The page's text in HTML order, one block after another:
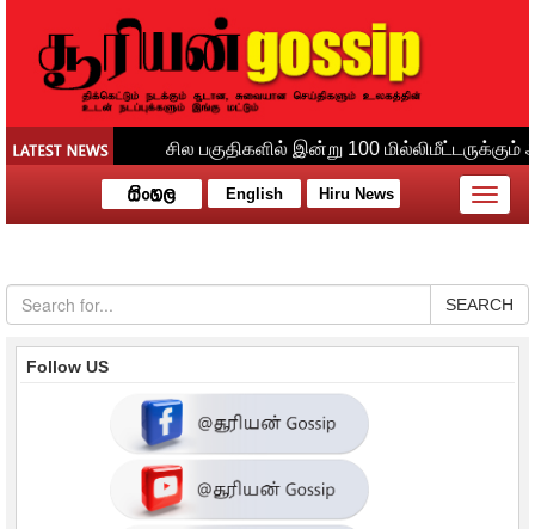
English Hiru News
Toggle
SEARCH
Follow US